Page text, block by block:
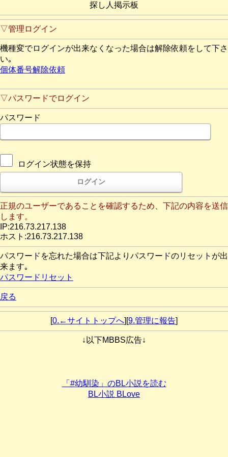
探し人掲示板
▽管理ログイン
機種変でログインが出来なくなった場合は解除依頼をして下さ
い｡
個体番号解除依頼
▽パスワードでログイン
パスワード
ログイン状態を保持
正規のユーザーであることを確認するため、下記の内容を送信
します。
IP:216.73.217.138
ホスト:216.73.217.138
パスワードを忘れた場合は下記よりパスワードのリセットが出
来ます｡
パスワードリセット
戻る
[0.←サイトトップへ][9.管理に報告]
↓以下MBBS広告↓
「#幼馴染」のBL小説を読む
BL小説 BLove